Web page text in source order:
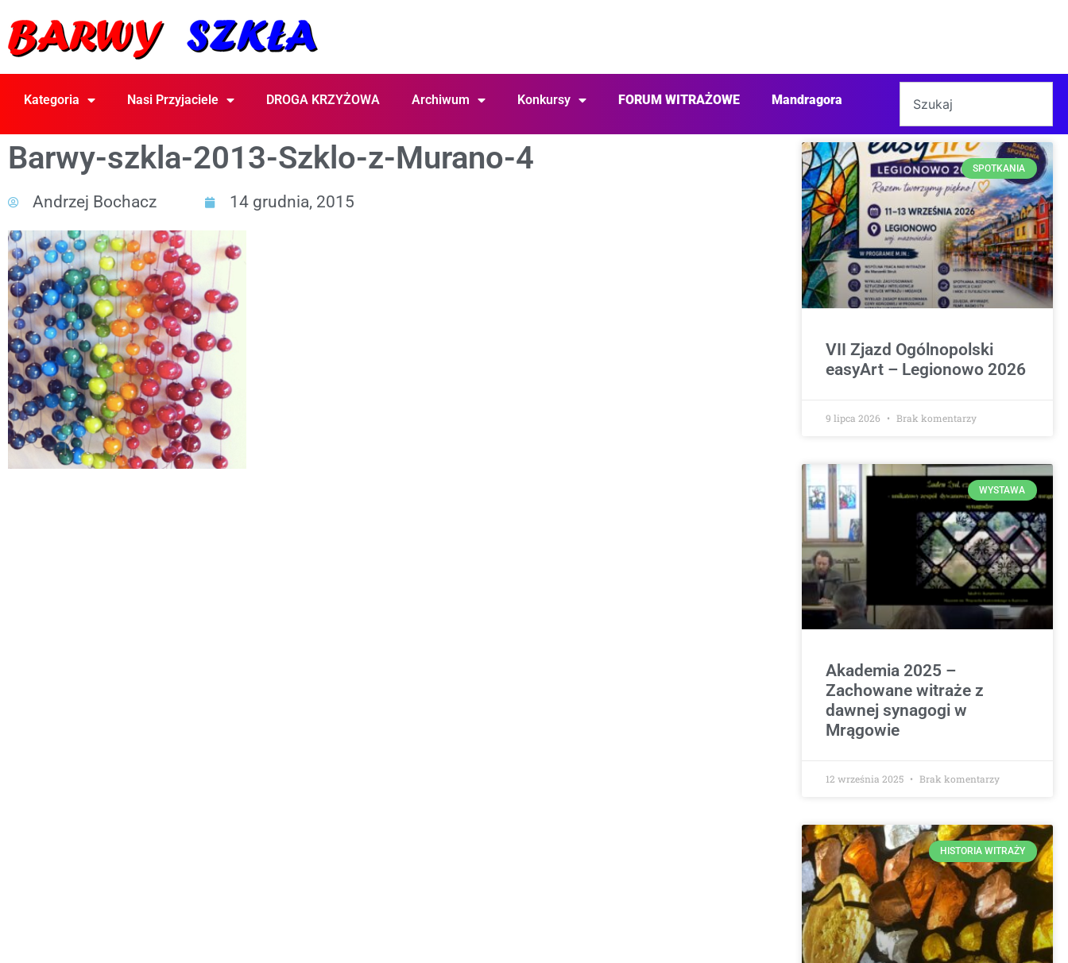
Kategoria Nasi Przyjaciele DROGA KRZYŻOWA Archiwum Konkursy FORUM WITRAŻOWE Mandragora
Barwy-szkla-2013-Szklo-z-Murano-4
Andrzej Bochacz 14 grudnia, 2015
SPOTKANIA
VII Zjazd Ogólnopolski
easyArt – Legionowo 2026
9 lipca 2026 Brak komentarzy
WYSTAWA
Akademia 2025 –
Zachowane witraże z
dawnej synagogi w
Mrągowie
12 września 2025 Brak komentarzy
HISTORIA WITRAŻY